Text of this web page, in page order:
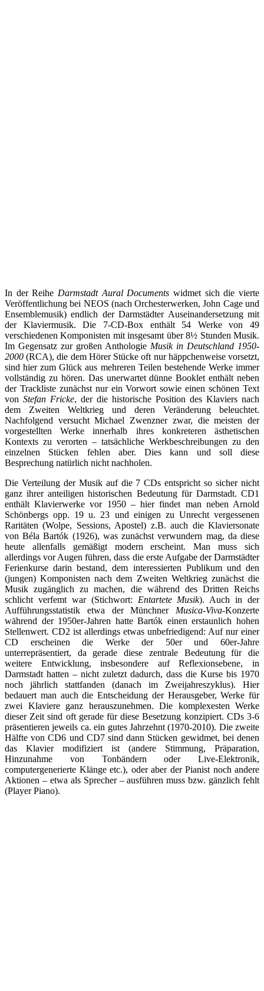
In der Reihe Darmstadt Aural Documents widmet sich die vierte
Veröffentlichung bei NEOS (nach Orchesterwerken, John Cage und
Ensemblemusik) endlich der Darmstädter Auseinandersetzung mit
der Klaviermusik. Die 7-CD-Box enthält 54 Werke von 49
verschiedenen Komponisten mit insgesamt über 8½ Stunden Musik.
Im Gegensatz zur großen Anthologie Musik in Deutschland 1950-
2000 (RCA), die dem Hörer Stücke oft nur häppchenweise vorsetzt,
sind hier zum Glück aus mehreren Teilen bestehende Werke immer
vollständig zu hören. Das unerwartet dünne Booklet enthält neben
der Trackliste zunächst nur ein Vorwort sowie einen schönen Text
von Stefan Fricke, der die historische Position des Klaviers nach
dem Zweiten Weltkrieg und deren Veränderung beleuchtet.
Nachfolgend versucht Michael Zwenzner zwar, die meisten der
vorgestellten Werke innerhalb ihres konkreteren ästhetischen
Kontexts zu verorten – tatsächliche Werkbeschreibungen zu den
einzelnen Stücken fehlen aber. Dies kann und soll diese
Besprechung natürlich nicht nachholen.
Die Verteilung der Musik auf die 7 CDs entspricht so sicher nicht
ganz ihrer anteiligen historischen Bedeutung für Darmstadt. CD1
enthält Klavierwerke vor 1950 – hier findet man neben Arnold
Schönbergs opp. 19 u. 23 und einigen zu Unrecht vergessenen
Raritäten (Wolpe, Sessions, Apostel) z.B. auch die Klaviersonate
von Béla Bartók (1926), was zunächst verwundern mag, da diese
heute allenfalls gemäßigt modern erscheint. Man muss sich
allerdings vor Augen führen, dass die erste Aufgabe der Darmstädter
Ferienkurse darin bestand, dem interessierten Publikum und den
(jungen) Komponisten nach dem Zweiten Weltkrieg zunächst die
Musik zugänglich zu machen, die während des Dritten Reichs
schlicht verfemt war (Stichwort: Entartete Musik). Auch in der
Aufführungsstatistik etwa der Münchner Musica-Viva-Konzerte
während der 1950er-Jahren hatte Bartók einen erstaunlich hohen
Stellenwert. CD2 ist allerdings etwas unbefriedigend: Auf nur einer
CD erscheinen die Werke der 50er und 60er-Jahre
unterrepräsentiert, da gerade diese zentrale Bedeutung für die
weitere Entwicklung, insbesondere auf Reflexionsebene, in
Darmstadt hatten – nicht zuletzt dadurch, dass die Kurse bis 1970
noch jährlich stattfanden (danach im Zweijahreszyklus). Hier
bedauert man auch die Entscheidung der Herausgeber, Werke für
zwei Klaviere ganz herauszunehmen. Die komplexesten Werke
dieser Zeit sind oft gerade für diese Besetzung konzipiert. CDs 3-6
präsentieren jeweils ca. ein gutes Jahrzehnt (1970-2010). Die zweite
Hälfte von CD6 und CD7 sind dann Stücken gewidmet, bei denen
das Klavier modifiziert ist (andere Stimmung, Präparation,
Hinzunahme von Tonbändern oder Live-Elektronik,
computergenerierte Klänge etc.), oder aber der Pianist noch andere
Aktionen – etwa als Sprecher – ausführen muss bzw. gänzlich fehlt
(Player Piano).